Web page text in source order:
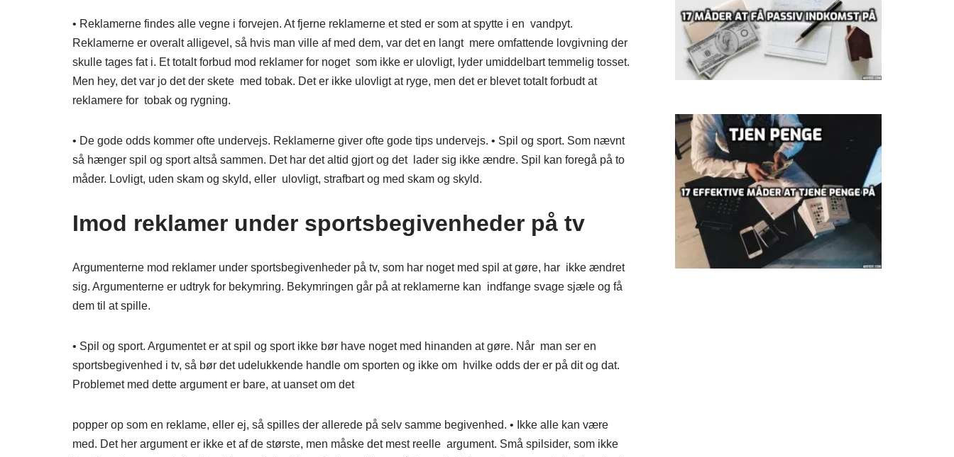
• Reklamerne findes alle vegne i forvejen. At fjerne reklamerne et sted er som at spytte i en vandpyt.
Reklamerne er overalt alligevel, så hvis man ville af med dem, var det en langt mere omfattende lovgivning der
skulle tages fat i. Et totalt forbud mod reklamer for noget som ikke er ulovligt, lyder umiddelbart temmelig tosset.
Men hey, det var jo det der skete med tobak. Det er ikke ulovligt at ryge, men det er blevet totalt forbudt at
reklamere for tobak og rygning.
• De gode odds kommer ofte undervejs. Reklamerne giver ofte gode tips undervejs. • Spil og sport. Som nævnt
så hænger spil og sport altså sammen. Det har det altid gjort og det lader sig ikke ændre. Spil kan foregå på to
måder. Lovligt, uden skam og skyld, eller ulovligt, strafbart og med skam og skyld.
Imod reklamer under sportsbegivenheder på tv
Argumenterne mod reklamer under sportsbegivenheder på tv, som har noget med spil at gøre, har ikke ændret
sig. Argumenterne er udtryk for bekymring. Bekymringen går på at reklamerne kan indfange svage sjæle og få
dem til at spille.
• Spil og sport. Argumentet er at spil og sport ikke bør have noget med hinanden at gøre. Når man ser en
sportsbegivenhed i tv, så bør det udelukkende handle om sporten og ikke om hvilke odds der er på dit og dat.
Problemet med dette argument er bare, at uanset om det
popper op som en reklame, eller ej, så spilles der allerede på selv samme begivenhed. • Ikke alle kan være
med. Det her argument er ikke et af de største, men måske det mest reelle argument. Små spilsider, som ikke